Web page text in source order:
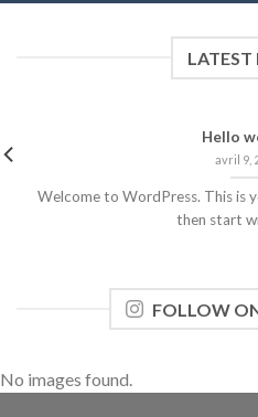
LATEST
Hello
avril 9,
Welcome to WordPress. This is
then start
FOLLOW
No images found.